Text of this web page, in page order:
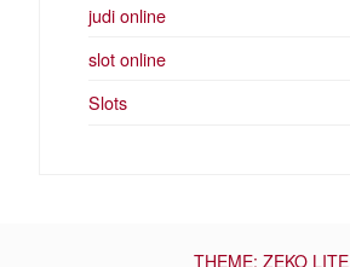
judi online
slot online
Slots
THEME: ZEKO LITE